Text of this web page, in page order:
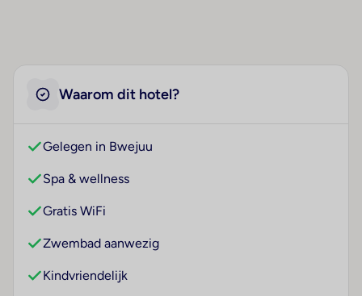
Waarom dit hotel?
Gelegen in Bwejuu
Spa & wellness
Gratis WiFi
Zwembad aanwezig
Kindvriendelijk